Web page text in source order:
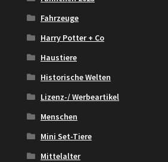
Fahrzeuge
Harry Potter + Co
Haustiere
Historische Welten
Lizenz-/ Werbeartikel
Menschen
Mini Set-Tiere
Mittelalter